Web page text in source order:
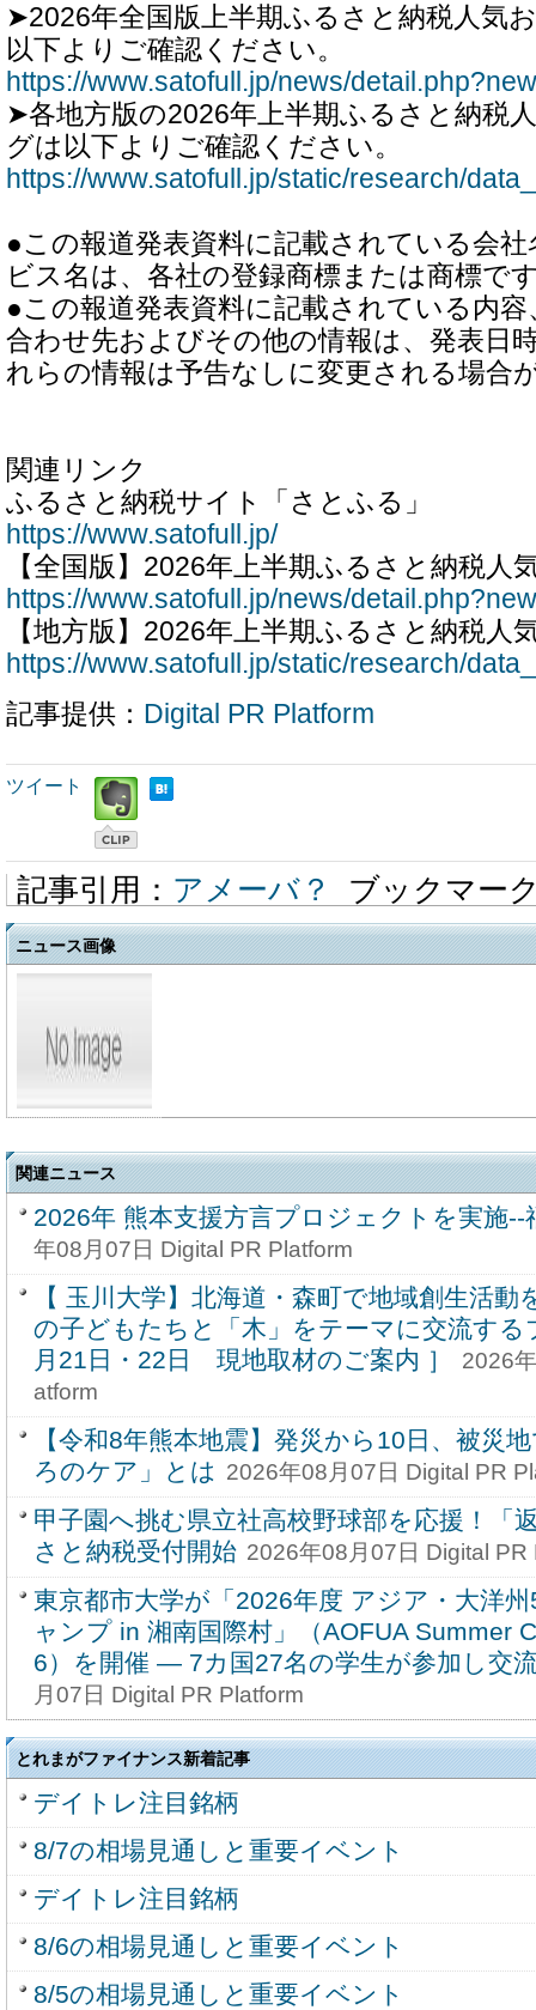
➤2026年全国版上半期ふるさと納税人気
以下よりご確認ください。
https://www.satofull.jp/news/
➤各地方版の2026年上半期ふるさと納税
グは以下よりご確認ください。
https://www.satofull.jp/static/research/
●この報道発表資料に記載されている会
ビス名は、各社の登録商標または商標で
●この報道発表資料に記載されている内
合わせ先およびその他の情報は、発表日
れらの情報は予告なしに変更される場合
関連リンク
ふるさと納税サイト「さとふる」
https://www.satofull.jp/
【全国版】2026年上半期ふるさと納税人
https://www.satofull.jp/news/
【地方版】2026年上半期ふるさと納税人
https://www.satofull.jp/static/research/
記事提供： Digital PR Platform
ツイート
記事引用： アメーバ？ ブックマー
ニュース画像
関連ニュース
2026年 熊本支援方言プロジェクトを実施--
年08月07日 Digital PR Platform
【 玉川大学】北海道・森町で地域創生活動
の子どもたちと「木」をテーマに交流す
月21日・22日 現地取材のご案内 ］
2026
atform
【令和8年熊本地震】発災から10日、被災
ろのケア」とは 2026年08月07日 Digital PR
甲子園へ挑む県立社高校野球部を応援！「
さと納税受付開始 2026年08月07日 Digital PR
東京都市大学が「2026年度 アジア・大洋
ャンプ in 湘南国際村」（AOFUA Summer
6）を開催 ― 7カ国27名の学生が参加し交
月07日 Digital PR Platform
とれまがファイナンス新着記事
デイトレ注目銘柄
8/7の相場見通しと重要イベント
デイトレ注目銘柄
8/6の相場見通しと重要イベント
8/5の相場見通しと重要イベント